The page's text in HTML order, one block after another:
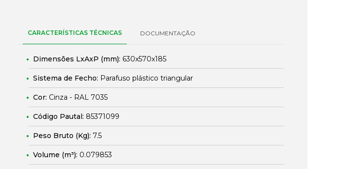
CARACTERÍSTICAS TÉCNICAS DOCUMENTAÇÃO
Dimensões LxAxP (mm): 630x570x185
Sistema de Fecho: Parafuso plástico triangular
Cor: Cinza - RAL 7035
Código Pautal: 85371099
Peso Bruto (Kg): 7.5
Volume (m³): 0.079853